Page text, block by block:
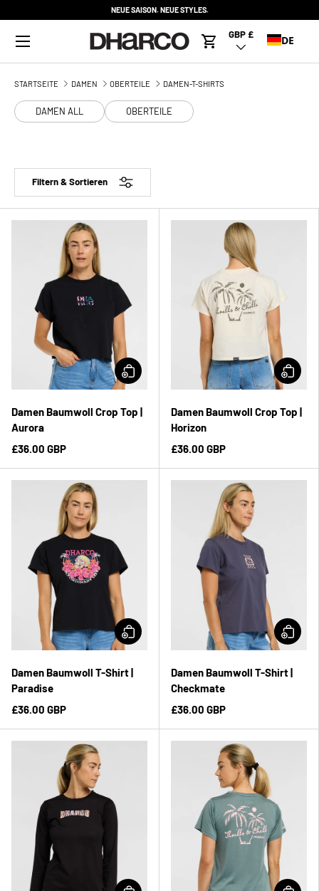
NEUE SAISON. NEUE STYLES.
Menü
Warenkorb
Land/Region
GBP £ DE
STARTSEITE DAMEN OBERTEILE DAMEN-T-SHIRTS
DAMEN ALL OBERTEILE
Filtern & Sortieren
Damen Baumwoll Crop Top |
Aurora
£36.00 GBP
Damen Baumwoll Crop Top |
Horizon
£36.00 GBP
Damen Baumwoll T-Shirt |
Paradise
£36.00 GBP
Damen Baumwoll T-Shirt |
Checkmate
£36.00 GBP